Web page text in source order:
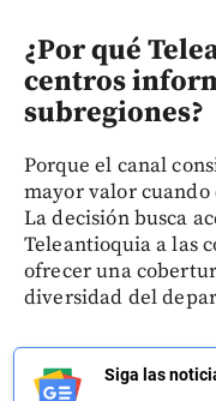
¿Por qué
centros
subregiones?
Porque el canal
mayor valor
La decisión busca
Teleantioquia a las
ofrecer una
diversidad del
Siga las